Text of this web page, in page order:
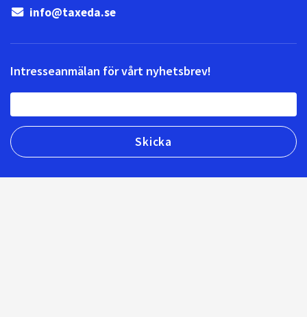
info@taxeda.se
Intresseanmälan för vårt nyhetsbrev!